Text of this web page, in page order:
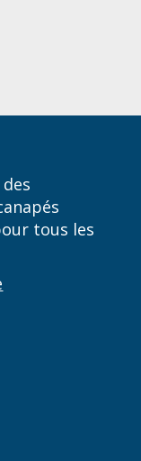
tous les